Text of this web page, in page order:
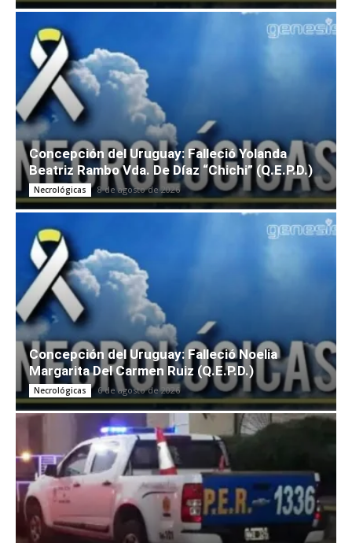
Concepción del Uruguay: Falleció Yolanda
Beatriz Rambo Vda. De Díaz “Chichi” (Q.E.P.D.)
Necrológicas 8 de agosto de 2026
Concepción del Uruguay: Falleció Noelia
Margarita Del Carmen Ruiz (Q.E.P.D.)
Necrológicas 6 de agosto de 2026